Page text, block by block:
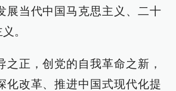
展当代中国马克思主义、二十
。
之正，创党的自我革命之新，
化改革、推进中国式现代化提